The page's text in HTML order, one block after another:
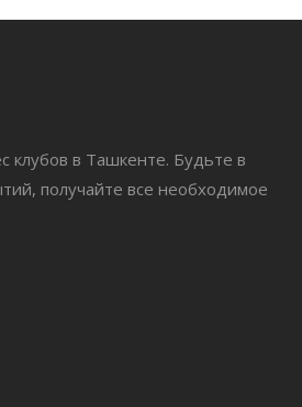
клубов в Ташкенте. Будьте в
получайте все необходимое